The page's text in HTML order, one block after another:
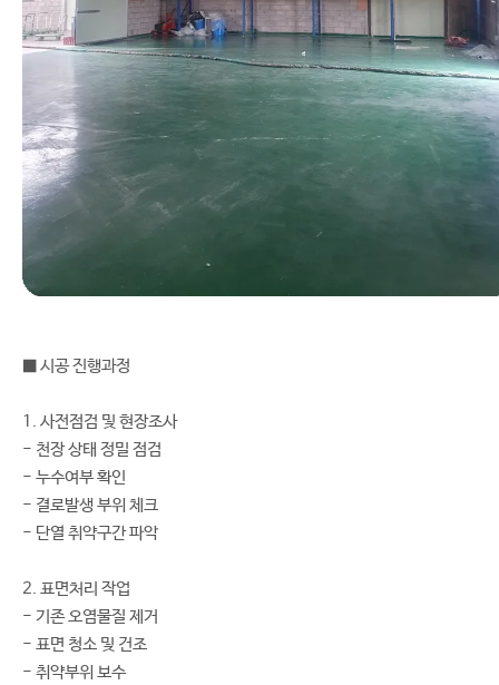
■ 시공 진행과정
1. 사전점검 및 현장조사
- 천장 상태 정밀 점검
- 누수여부 확인
- 결로발생 부위 체크
- 단열 취약구간 파악
2. 표면처리 작업
- 기존 오염물질 제거
- 표면 청소 및 건조
- 취약부위 보수